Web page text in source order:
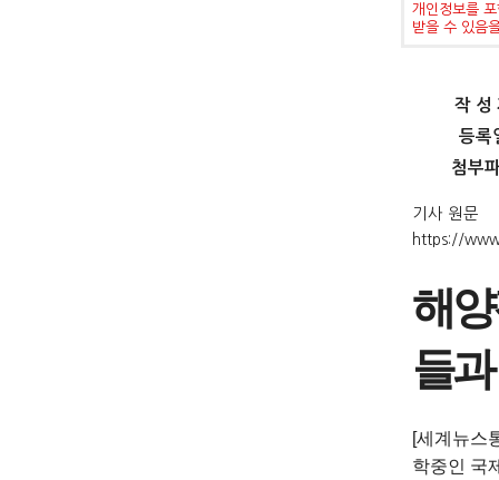
개인정보를
받을 수 있음
작 성
등록
첨부
기사 원문
https://
해
들
[세계뉴스
학중인 국